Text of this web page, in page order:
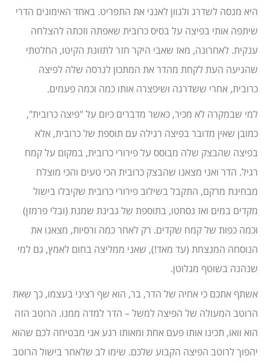
היא מנסה לשדרג ולגוון לאנני את התפריט. באחד האימונים הדרי
שיתפה אותי בפיצה על בסיס כרובית שאפתה וזכתה להצלחה
ענקית. לאחרונה, מאז שאבי היקר חזר לתזונת הקיטו, החלטתי
שהגיעה העת לקחת מהדר את המתכון לגרסה שלה לפיצה
כרובית, אחרי ששדרגה ושיפצרה אותו כמה וכמה פעמים.
למי שבמקרה לא מכיר, כאשר מדברים כיום על "פיצה כרובית",
כמובן שאין מדובר בפיצה רגילה עם תוספת של כרובית, אלא
בפיצה שהבצק שלה מבוסס על פירורי כרובית, במקום על קמח
רגיל. הדר ואני מצאנו שהבצק כרובית הכי טעים והכי מוצלח
מבחינת מרקם, התקבל בשילוב פירורי כרובית שקיבלו בישול
מקדים במים ואז נסחטו, בתוספת של גבינת שמנת (ובלי פרמזן)
וכמה כפות של קמח שקדים. רק לאחר כמה ורסיות, מצאנו את
הנוסחה המנצחת (עד מאד!), שאני ממליצה בחום לאמץ, גם למי
שנהנה בשוטף מגלוטן.
אשתף אתכם כי אחיה של הדר, בר, הוא שף רציני בעצמו, כך שאת
הרוטב המעולה של הפיצה למשל – הדר למדה ממנו. הרוטב הזה
הוא וואו, תכינו אותו פעם אחת ומאותו רגע אני מבטיחה לכם שהוא
יהפוך לרוטב הפיצה הקבוע שלכם. שימו לב שלאחר בישול הרוטב